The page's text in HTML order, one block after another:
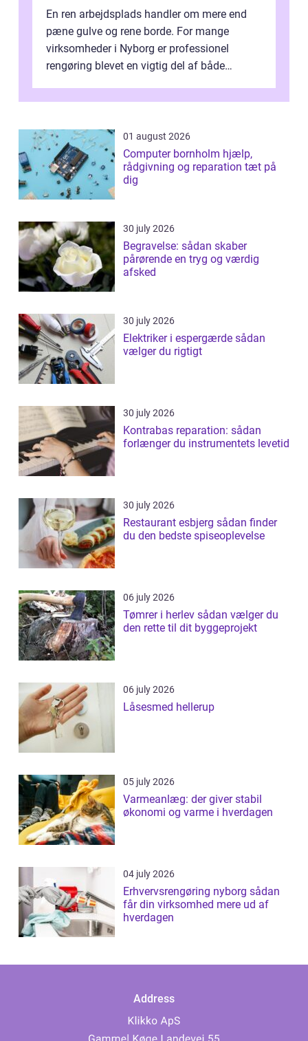
En ren arbejdsplads handler om mere end
pæne gulve og rene borde. For mange
virksomheder i Nyborg er professionel
rengøring blevet en vigtig del af både
samlede ...
01 august 2026
Computer bornholm hjælp,
rådgivning og reparation tæt på
dig
30 july 2026
Begravelse: sådan skaber
pårørende en tryg og værdig
afsked
30 july 2026
Elektriker i espergærde sådan
vælger du rigtigt
30 july 2026
Kontrabas reparation: sådan
forlænger du instrumentets levetid
30 july 2026
Restaurant esbjerg sådan finder
du den bedste spiseoplevelse
06 july 2026
Tømrer i herlev sådan vælger du
den rette til dit byggeprojekt
06 july 2026
Låsesmed hellerup
05 july 2026
Varmeanlæg: der giver stabil
økonomi og varme i hverdagen
04 july 2026
Erhvervsrengøring nyborg sådan
får din virksomhed mere ud af
hverdagen
Address